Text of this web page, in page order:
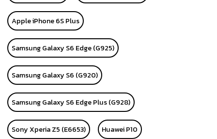
Apple iPhone 6S Plus
Samsung Galaxy S6 Edge (G925)
Samsung Galaxy S6 (G920)
Samsung Galaxy S6 Edge Plus (G928)
Sony Xperia Z5 (E6653) Huawei P10